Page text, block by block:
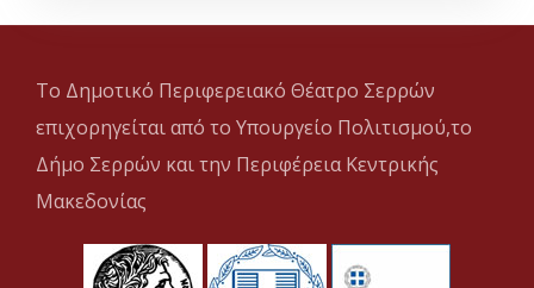
Το Δημοτικό Περιφερειακό Θέατρο Σερρών
επιχορηγείται από το Υπουργείο Πολιτισμού,το
Δήμο Σερρών και την Περιφέρεια Κεντρικής
Μακεδονίας